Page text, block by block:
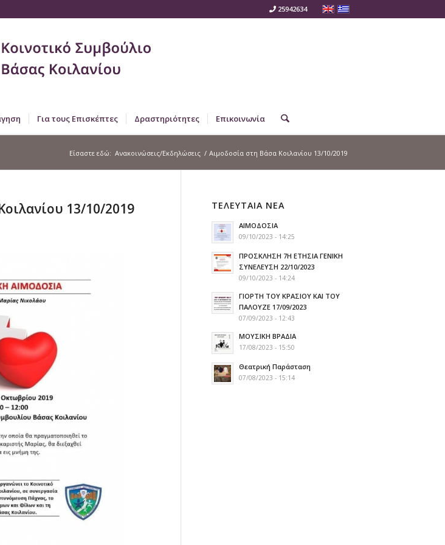
25942634
Για τους Επισκέπτες Δραστηριότητες Επικοινωνία
Είσαστε εδώ: Ανακοινώσεις/Εκδηλώσεις / Αιμοδοσία στη Βάσα Κοιλανίου 13/10/2019
13/10/2019 ΤΕΛΕΥΤΑΙΑ ΝΕΑ
ΑΙΜΟΔΟΣΙΑ
09/10/2023 - 14:25
ΠΡΟΣΚΛΗΣΗ 7Η ΕΤΗΣΙΑ ΓΕΝΙΚΗ
ΣΥΝΕΛΕΥΣΗ 22/10/2023
09/10/2023 - 14:24
ΓΙΟΡΤΗ ΤΟΥ ΚΡΑΣΙΟΥ ΚΑΙ ΤΟΥ
ΠΑΛΟΥΖΕ 17/09/2023
07/09/2023 - 12:43
ΜΟΥΣΙΚΗ ΒΡΑΔΙΑ
17/08/2023 - 15:50
Θεατρική Παράσταση
07/08/2023 - 15:14